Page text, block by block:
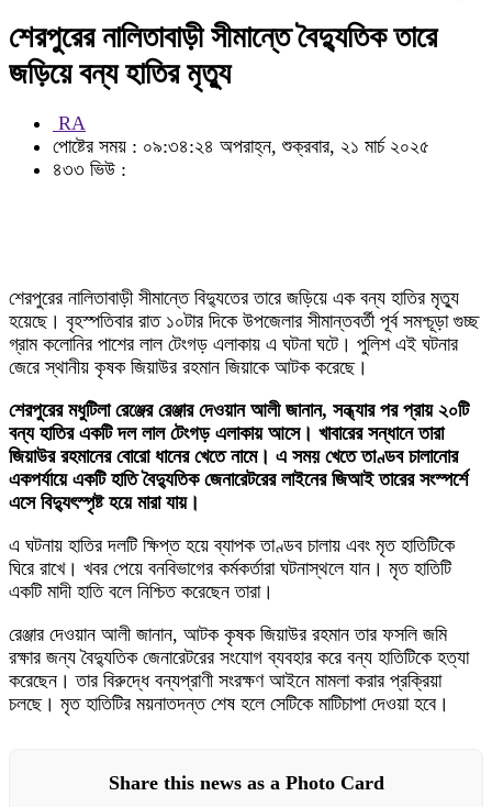
শেরপুরের নালিতাবাড়ী সীমান্তে বৈদ্যুতিক তারে
জড়িয়ে বন্য হাতির মৃত্যু
RA
পোষ্টের সময় : ০৯:৩৪:২৪ অপরাহ্ন, শুক্রবার, ২১ মার্চ ২০২৫
৪৩৩ ভিউ :
শেরপুরের নালিতাবাড়ী সীমান্তে বিদ্যুতের তারে জড়িয়ে এক বন্য হাতির মৃত্যু
হয়েছে। বৃহস্পতিবার রাত ১০টার দিকে উপজেলার সীমান্তবর্তী পূর্ব সমশ্চূড়া গুচ্ছ
গ্রাম কলোনির পাশের লাল টেংগড় এলাকায় এ ঘটনা ঘটে। পুলিশ এই ঘটনার
জেরে স্থানীয় কৃষক জিয়াউর রহমান জিয়াকে আটক করেছে।
শেরপুরের মধুটিলা রেঞ্জের রেঞ্জার দেওয়ান আলী জানান, সন্ধ্যার পর প্রায় ২০টি
বন্য হাতির একটি দল লাল টেংগড় এলাকায় আসে। খাবারের সন্ধানে তারা
জিয়াউর রহমানের বোরো ধানের খেতে নামে। এ সময় খেতে তাণ্ডব চালানোর
একপর্যায়ে একটি হাতি বৈদ্যুতিক জেনারেটরের লাইনের জিআই তারের সংস্পর্শে
এসে বিদ্যুৎস্পৃষ্ট হয়ে মারা যায়।
এ ঘটনায় হাতির দলটি ক্ষিপ্ত হয়ে ব্যাপক তাণ্ডব চালায় এবং মৃত হাতিটিকে
ঘিরে রাখে। খবর পেয়ে বনবিভাগের কর্মকর্তারা ঘটনাস্থলে যান। মৃত হাতিটি
একটি মাদী হাতি বলে নিশ্চিত করেছেন তারা।
রেঞ্জার দেওয়ান আলী জানান, আটক কৃষক জিয়াউর রহমান তার ফসলি জমি
রক্ষার জন্য বৈদ্যুতিক জেনারেটরের সংযোগ ব্যবহার করে বন্য হাতিটিকে হত্যা
করেছেন। তার বিরুদ্ধে বন্যপ্রাণী সংরক্ষণ আইনে মামলা করার প্রক্রিয়া
চলছে। মৃত হাতিটির ময়নাতদন্ত শেষ হলে সেটিকে মাটিচাপা দেওয়া হবে।
Share this news as a Photo Card